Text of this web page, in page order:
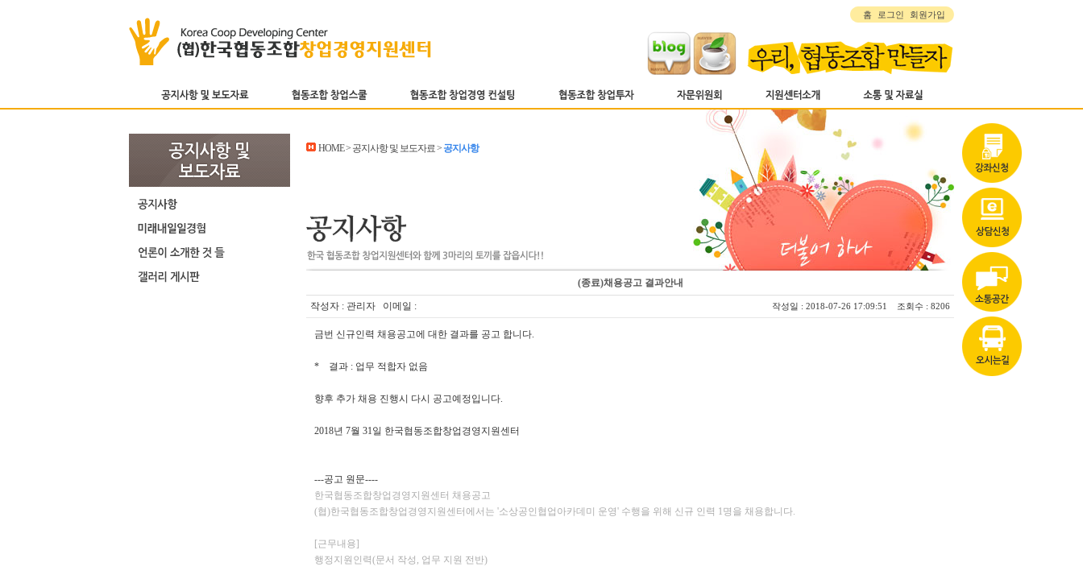
홈 로그인 회원가입
HOME > 공지사항 및 보도자료 > 공지사항
(종료)채용공고 결과안내
작성자 : 관리자 이메일 : 작성일 : 2018-07-26 17:09:51 조회수 : 8206
금번 신규인력 채용공고에 대한 결과를 공고 합니다.
* 결과 : 업무 적합자 없음
향후 추가 채용 진행시 다시 공고예정입니다.
2018년 7월 31일 한국협동조합창업경영지원센터
---공고 원문----
한국협동조합창업경영지원센터 채용공고
(협)한국협동조합창업경영지원센터에서는 '소상공인협업아카데미 운영' 수행을 위해 신규 인력 1명을 채용합니다.
[근무내용]
행정지원인력(문서 작성, 업무 지원 전반)